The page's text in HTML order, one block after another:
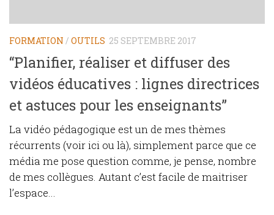
FORMATION / OUTILS 25 SEPTEMBRE 2017
“Planifier, réaliser et diffuser des
vidéos éducatives : lignes directrices
et astuces pour les enseignants”
La vidéo pédagogique est un de mes thèmes
récurrents (voir ici ou là), simplement parce que ce
média me pose question comme, je pense, nombre
de mes collègues. Autant c’est facile de maitriser
l’espace...